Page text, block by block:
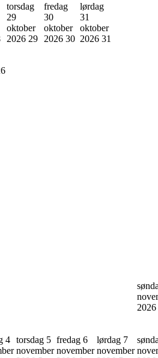
torsdag
29
oktober
2026 29
fredag
30
oktober
2026 30
lørdag
31
oktober
2026 31
2026
4 torsdag 5
november
fredag 6
november
lørdag 7
november